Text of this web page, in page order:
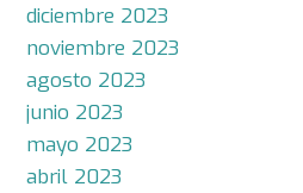
diciembre 2023
noviembre 2023
agosto 2023
junio 2023
mayo 2023
abril 2023